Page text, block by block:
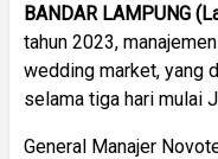
BANDAR LAMPUNG
tahun 2023,
wedding market, yang
selama tiga hari mulai
General Manajer